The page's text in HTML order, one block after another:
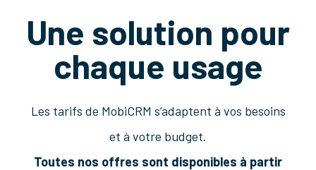
Une solution pour
chaque usage
Les tarifs de MobiCRM s’adaptent à vos besoins
et à votre budget.
Toutes nos offres sont disponibles à partir